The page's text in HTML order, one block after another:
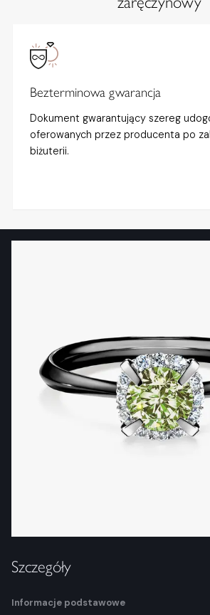
Bezterminowa gwarancja
Dokument gwarantujący szereg
oferowanych przez producenta po
biżuterii.
Szczegóły
Informacje podstawowe